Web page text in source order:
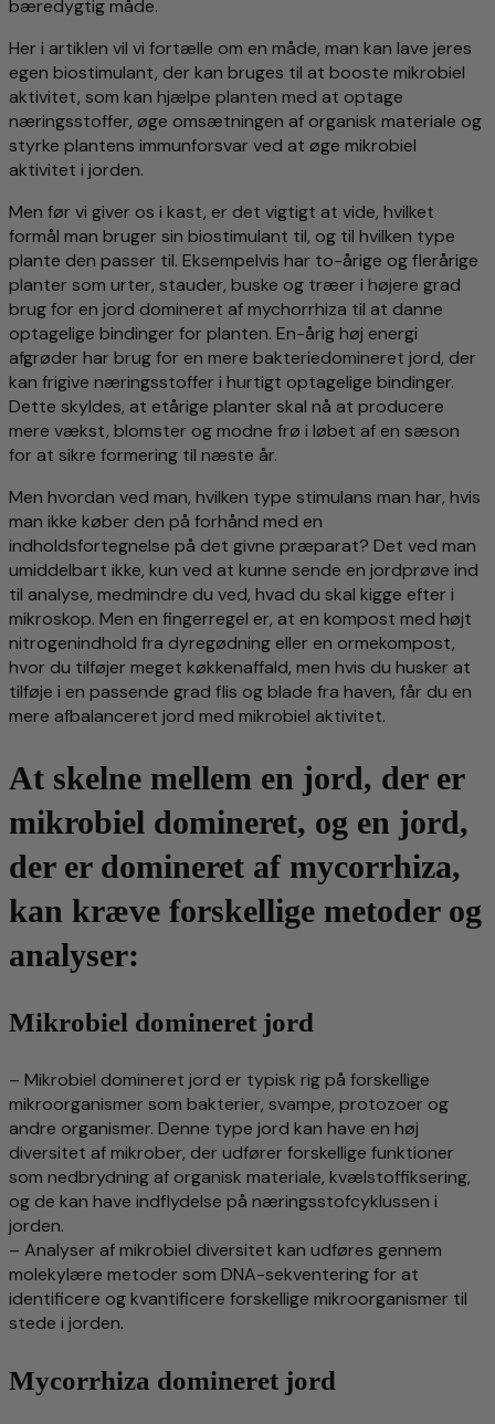
bæredygtig måde.
Her i artiklen vil vi fortælle om en måde, man kan lave jeres
egen biostimulant, der kan bruges til at booste mikrobiel
aktivitet, som kan hjælpe planten med at optage
næringsstoffer, øge omsætningen af organisk materiale og
styrke plantens immunforsvar ved at øge mikrobiel
aktivitet i jorden.
Men før vi giver os i kast, er det vigtigt at vide, hvilket
formål man bruger sin biostimulant til, og til hvilken type
plante den passer til. Eksempelvis har to-årige og flerårige
planter som urter, stauder, buske og træer i højere grad
brug for en jord domineret af mychorrhiza til at danne
optagelige bindinger for planten. En-årig høj energi
afgrøder har brug for en mere bakteriedomineret jord, der
kan frigive næringsstoffer i hurtigt optagelige bindinger.
Dette skyldes, at etårige planter skal nå at producere
mere vækst, blomster og modne frø i løbet af en sæson
for at sikre formering til næste år.
Men hvordan ved man, hvilken type stimulans man har, hvis
man ikke køber den på forhånd med en
indholdsfortegnelse på det givne præparat? Det ved man
umiddelbart ikke, kun ved at kunne sende en jordprøve ind
til analyse, medmindre du ved, hvad du skal kigge efter i
mikroskop. Men en fingerregel er, at en kompost med højt
nitrogenindhold fra dyregødning eller en ormekompost,
hvor du tilføjer meget køkkenaffald, men hvis du husker at
tilføje i en passende grad flis og blade fra haven, får du en
mere afbalanceret jord med mikrobiel aktivitet.
At skelne mellem en jord, der er
mikrobiel domineret, og en jord,
der er domineret af mycorrhiza,
kan kræve forskellige metoder og
analyser:
Mikrobiel domineret jord
– Mikrobiel domineret jord er typisk rig på forskellige
mikroorganismer som bakterier, svampe, protozoer og
andre organismer. Denne type jord kan have en høj
diversitet af mikrober, der udfører forskellige funktioner
som nedbrydning af organisk materiale, kvælstoffiksering,
og de kan have indflydelse på næringsstofcyklussen i
jorden.
– Analyser af mikrobiel diversitet kan udføres gennem
molekylære metoder som DNA-sekventering for at
identificere og kvantificere forskellige mikroorganismer til
stede i jorden.
Mycorrhiza domineret jord